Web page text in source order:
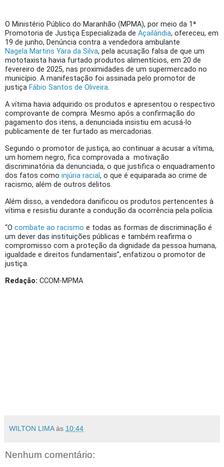
O Ministério Público do Maranhão (MPMA), por meio da 1ª
Promotoria de Justiça Especializada de Açailândia, ofereceu, em
19 de junho, Denúncia contra a vendedora ambulante
Nagela Martins Yara da Silva, pela acusação falsa de que um
mototaxista havia furtado produtos alimentícios, em 20 de
fevereiro de 2025, nas proximidades de um supermercado no
município. A manifestação foi assinada pelo promotor de
justiça Fábio Santos de Oliveira.
A vítima havia adquirido os produtos e apresentou o respectivo
comprovante de compra. Mesmo após a confirmação do
pagamento dos itens, a denunciada insistiu em acusá-lo
publicamente de ter furtado as mercadorias.
Segundo o promotor de justiça, ao continuar a acusar a vítima,
um homem negro, fica comprovada a motivação
discriminatória da denunciada, o que justifica o enquadramento
dos fatos como injúria racial, o que é equiparada ao crime de
racismo, além de outros delitos.
Além disso, a vendedora danificou os produtos pertencentes à
vítima e resistiu durante a condução da ocorrência pela polícia.
“O combate ao racismo e todas as formas de discriminação é
um dever das instituições públicas e também reafirma o
compromisso com a proteção da dignidade da pessoa humana,
igualdade e direitos fundamentais”, enfatizou o promotor de
justiça.
Redação: CCOM-MPMA
WILTON LIMA às 10:44
Nenhum comentário: